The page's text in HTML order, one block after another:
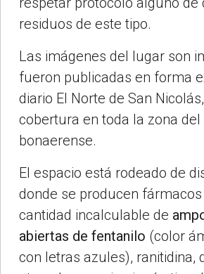
residuos de este tipo.
Las imágenes del lugar son
fueron publicadas en forma
diario El Norte de San
cobertura en toda la zona del
bonaerense.
El espacio está rodeado de
donde se producen
cantidad incalculable de
abiertas de fentanilo (color
con letras azules), ranitidina,